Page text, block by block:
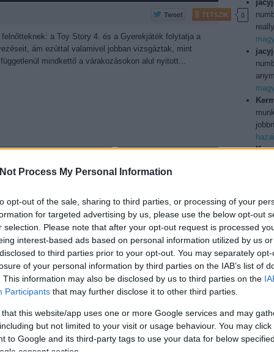
Process My Personal Information
opt-out of the sale, sharing to third parties, or processing of your
for targeted advertising by us, please use the below opt-out
selection. Please note that after your opt-out request is processed
interest-based ads based on personal information utilized by us
to third parties prior to your opt-out. You may separately
of your personal information by third parties on the IAB’s list of
This information may also be disclosed by us to third parties on the
Participants that may further disclose it to other third parties.
that this website/app uses one or more Google services and may
but not limited to your visit or usage behaviour. You may
to Google and its third-party tags to use your data for below
consent section.
TETSZIK 0
a Toy Story 4. és a Gyerekjáték folytatja a
ám ezúttal valamivel jobban vizsgáztak, mint
mindkettő a várakozásokon alul nyitott...
forgalma: MIB - Sötét zsaruk a Föld körül, Három
határán…
TAKÁCS MÁTÉ
2019. június 16. 17:23:00
bd
dvd (
fun(